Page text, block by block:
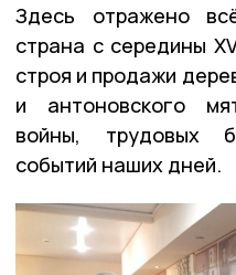
Здесь отражено
страна с середины
строя и продажи
и антоновского
войны, трудовых
событий наших дней.